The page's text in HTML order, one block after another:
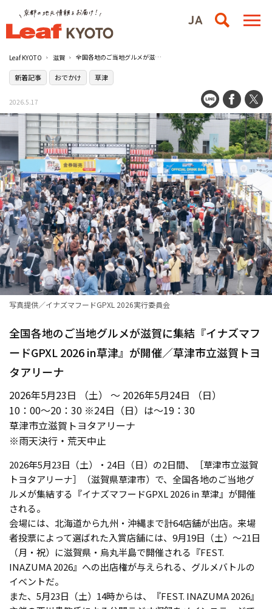
Leaf KYOTO 滋賀 全国各地のご当地グルメが滋賀に集結『イナズマフードGPXL 2026 in草津』が開催／草津市立滋賀トヨタアリーナ
新着記事 おでかけ 草津
2026.5.17
写真提供／イナズマフードGPXL 2026実行委員会
全国各地のご当地グルメが滋賀に集結『イナズマフ
ードGPXL 2026 in草津』が開催／草津市立滋賀トヨ
タアリーナ
2026年5月23日 （土） ～ 2026年5月24日 （日）
10：00〜20：30 ※24日（日）は〜19：30
草津市立滋賀トヨタアリーナ
※雨天決行・荒天中止
2026年5月23日（土）・24日（日）の2日間、［草津市立滋賀
トヨタアリーナ］（滋賀県草津市）で、全国各地のご当地グ
ルメが集結する『イナズマフードGPXL 2026 in 草津』が開催
される。
会場には、北海道から九州・沖縄まで計64店舗が出店。来場
者投票によって選ばれた入賞店舗には、9月19日（土）〜21日
（月・祝）に滋賀県・烏丸半島で開催される『FEST.
INAZUMA 2026』への出店権が与えられる、グルメバトルの
イベントだ。
また、5月23日（土）14時からは、『FEST. INAZUMA 2026』